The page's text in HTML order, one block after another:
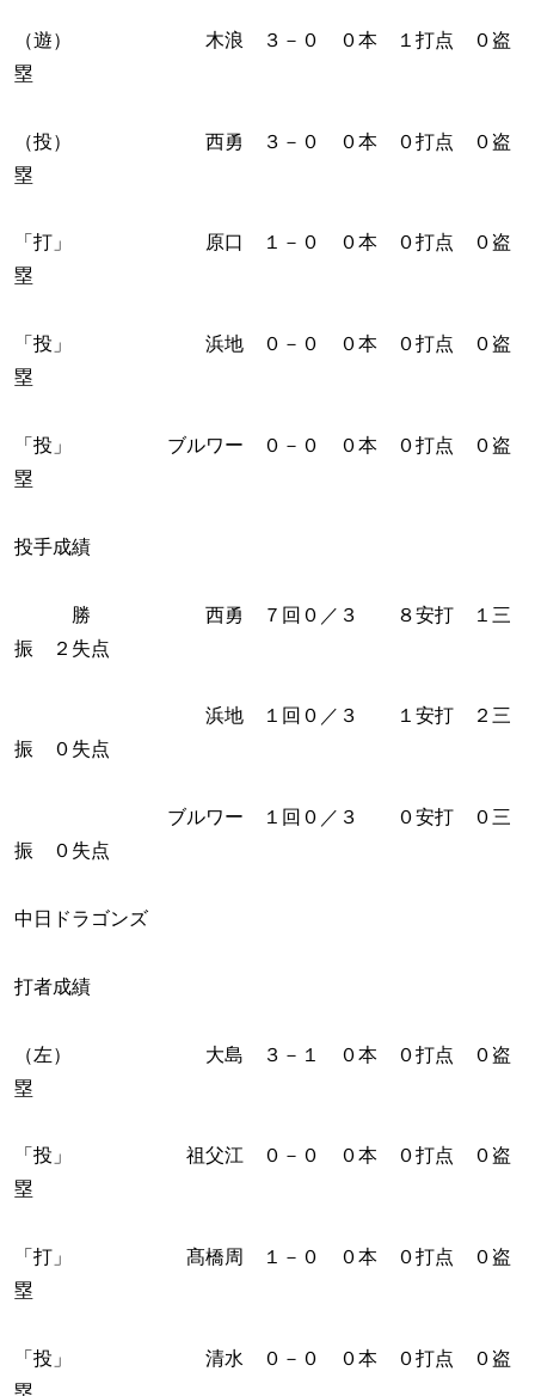
（遊） 木浪 ３－０ ０本 １打点 ０盗
塁
（投） 西勇 ３－０ ０本 ０打点 ０盗
塁
「打」 原口 １－０ ０本 ０打点 ０盗
塁
「投」 浜地 ０－０ ０本 ０打点 ０盗
塁
「投」 ブルワー ０－０ ０本 ０打点 ０盗
塁
投手成績
勝 西勇 ７回０／３ ８安打 １三
振 ２失点
浜地 １回０／３ １安打 ２三
振 ０失点
ブルワー １回０／３ ０安打 ０三
振 ０失点
中日ドラゴンズ
打者成績
（左） 大島 ３－１ ０本 ０打点 ０盗
塁
「投」 祖父江 ０－０ ０本 ０打点 ０盗
塁
「打」 髙橋周 １－０ ０本 ０打点 ０盗
塁
「投」 清水 ０－０ ０本 ０打点 ０盗
塁